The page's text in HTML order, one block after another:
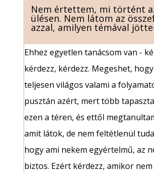
Nem értettem, mi történt
ülésen. Nem látom az
azzal, amilyen témával
Ehhez egyetlen tanácsom van -
kérdezz, kérdezz. Megeshet,
teljesen világos valami a
pusztán azért, mert több
ezen a téren, és ettől
amit látok, de nem feltétlenül
hogy ami nekem egyértelmű, az
biztos. Ezért kérdezz, amikor